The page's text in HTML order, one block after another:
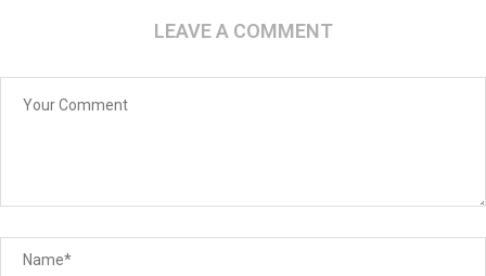
LEAVE A COMMENT